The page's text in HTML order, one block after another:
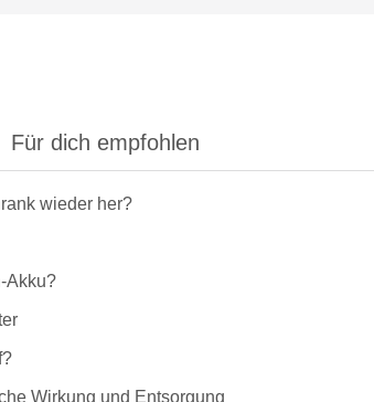
Für dich empfohlen
wieder her?
Akku?
Wirkung und Entsorgung